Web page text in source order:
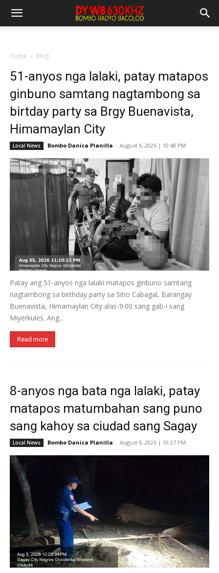
Home Blog
51-anyos nga lalaki, patay matapos
ginbuno samtang nagtambong sa
birtday party sa Brgy Buenavista,
Himamaylan City
Local News Bombo Danica Planilla - August 6, 2026 | 10:48 PM
Patay ang 51-anyos nga lalaki matapos ginbuno samtang
nagtambong sa birthday party sa Sitio Cabagal, Barangay
Buenavista, Himamaylan City alas-9:00 sang gab-i sang
Miyerkules. Ang...
Read more
8-anyos nga bata nga lalaki, patay
matapos matumbahan sang puno
sang kahoy sa ciudad sang Sagay
Local News Bombo Danica Planilla - August 6, 2026 | 10:27 PM